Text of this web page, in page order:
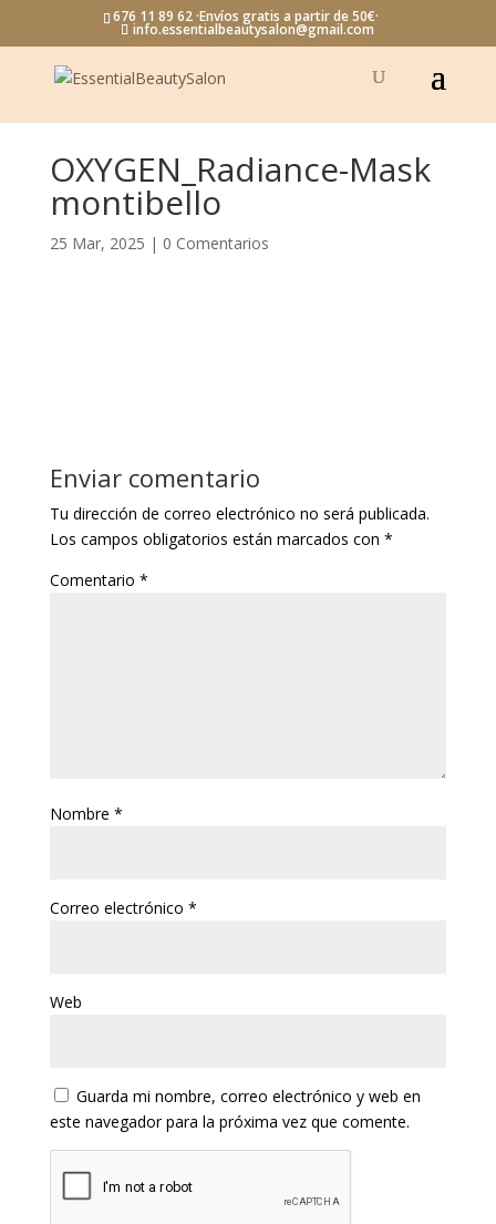
676 11 89 62 ·Envíos gratis a partir de 50€·
info.essentialbeautysalon@gmail.com
OXYGEN_Radiance-Mask
montibello
25 Mar, 2025 | 0 Comentarios
Enviar comentario
Tu dirección de correo electrónico no será publicada.
Los campos obligatorios están marcados con *
Comentario *
Nombre *
Correo electrónico *
Web
Guarda mi nombre, correo electrónico y web en
este navegador para la próxima vez que comente.